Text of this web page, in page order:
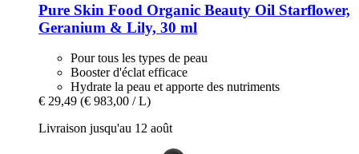
Pure Skin Food Organic Beauty Oil Starflower,
Geranium & Lily, 30 ml
Pour tous les types de peau
Booster d'éclat efficace
Hydrate la peau et apporte des nutriments
€ 29,49 (€ 983,00 / L)
Livraison jusqu'au 12 août